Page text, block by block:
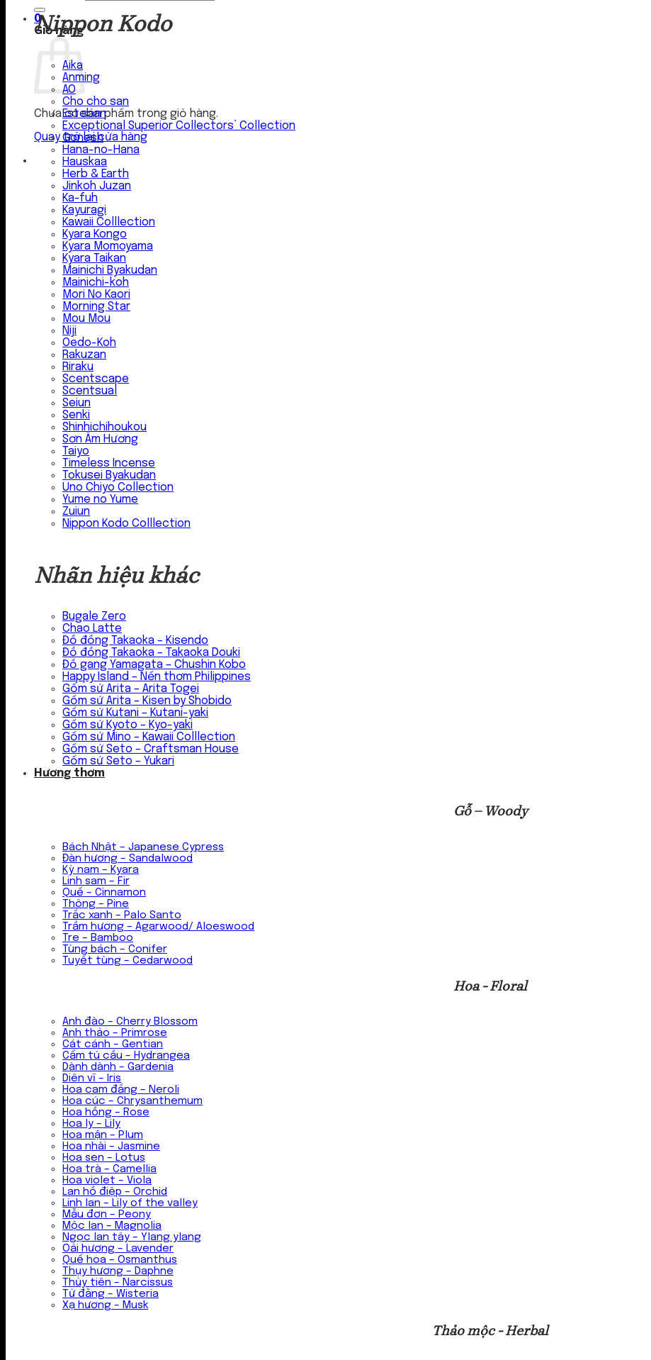
0
Giỏ hàng
Chưa có sản phẩm trong giỏ hàng.
Quay trở lại cửa hàng
Nippon Kodo
Aika
Anming
AO
Cho cho san
Esteban
Exceptional Superior Collectors’ Collection
Gonesh
Hana-no-Hana
Hauskaa
Herb & Earth
Jinkoh Juzan
Ka-fuh
Kayuragi
Kawaii Colllection
Kyara Kongo
Kyara Momoyama
Kyara Taikan
Mainichi Byakudan
Mainichi-koh
Mori No Kaori
Morning Star
Mou Mou
Niji
Oedo-Koh
Rakuzan
Riraku
Scentscape
Scentsual
Seiun
Senki
Shinhichihoukou
Sơn Âm Hương
Taiyo
Timeless Incense
Tokusei Byakudan
Uno Chiyo Collection
Yume no Yume
Zuiun
Nippon Kodo Colllection
Nhãn hiệu khác
Bugale Zero
Chao Latte
Đồ đồng Takaoka – Kisendo
Đồ đồng Takaoka – Takaoka Douki
Đồ gang Yamagata – Chushin Kobo
Happy Island – Nến thơm Philippines
Gốm sứ Arita – Arita Togei
Gốm sứ Arita – Kisen by Shobido
Gốm sứ Kutani – Kutani-yaki
Gốm sứ Kyoto – Kyo-yaki
Gốm sứ Mino – Kawaii Colllection
Gốm sứ Seto – Craftsman House
Gốm sứ Seto – Yukari
Hương thơm
Gỗ – Woody
Bách Nhật – Japanese Cypress
Đàn hương – Sandalwood
Kỳ nam – Kyara
Linh sam – Fir
Quế – Cinnamon
Thông – Pine
Trắc xanh – Palo Santo
Trầm hương – Agarwood/ Aloeswood
Tre – Bamboo
Tùng bách – Conifer
Tuyết tùng – Cedarwood
Hoa - Floral
Anh đào – Cherry Blossom
Anh thảo – Primrose
Cát cánh – Gentian
Cẩm tú cầu – Hydrangea
Dành dành – Gardenia
Diên vĩ – Iris
Hoa cam đắng – Neroli
Hoa cúc – Chrysanthemum
Hoa hồng – Rose
Hoa ly – Lily
Hoa mận – Plum
Hoa nhài – Jasmine
Hoa sen – Lotus
Hoa trà – Camellia
Hoa violet – Viola
Lan hồ điệp – Orchid
Linh lan – Lily of the valley
Mẫu đơn – Peony
Mộc lan – Magnolia
Ngọc lan tây – Ylang ylang
Oải hương – Lavender
Quế hoa – Osmanthus
Thụy hương – Daphne
Thủy tiên – Narcissus
Tử đằng – Wisteria
Xạ hương – Musk
Thảo mộc - Herbal